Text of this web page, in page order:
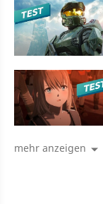
mehr anzeigen